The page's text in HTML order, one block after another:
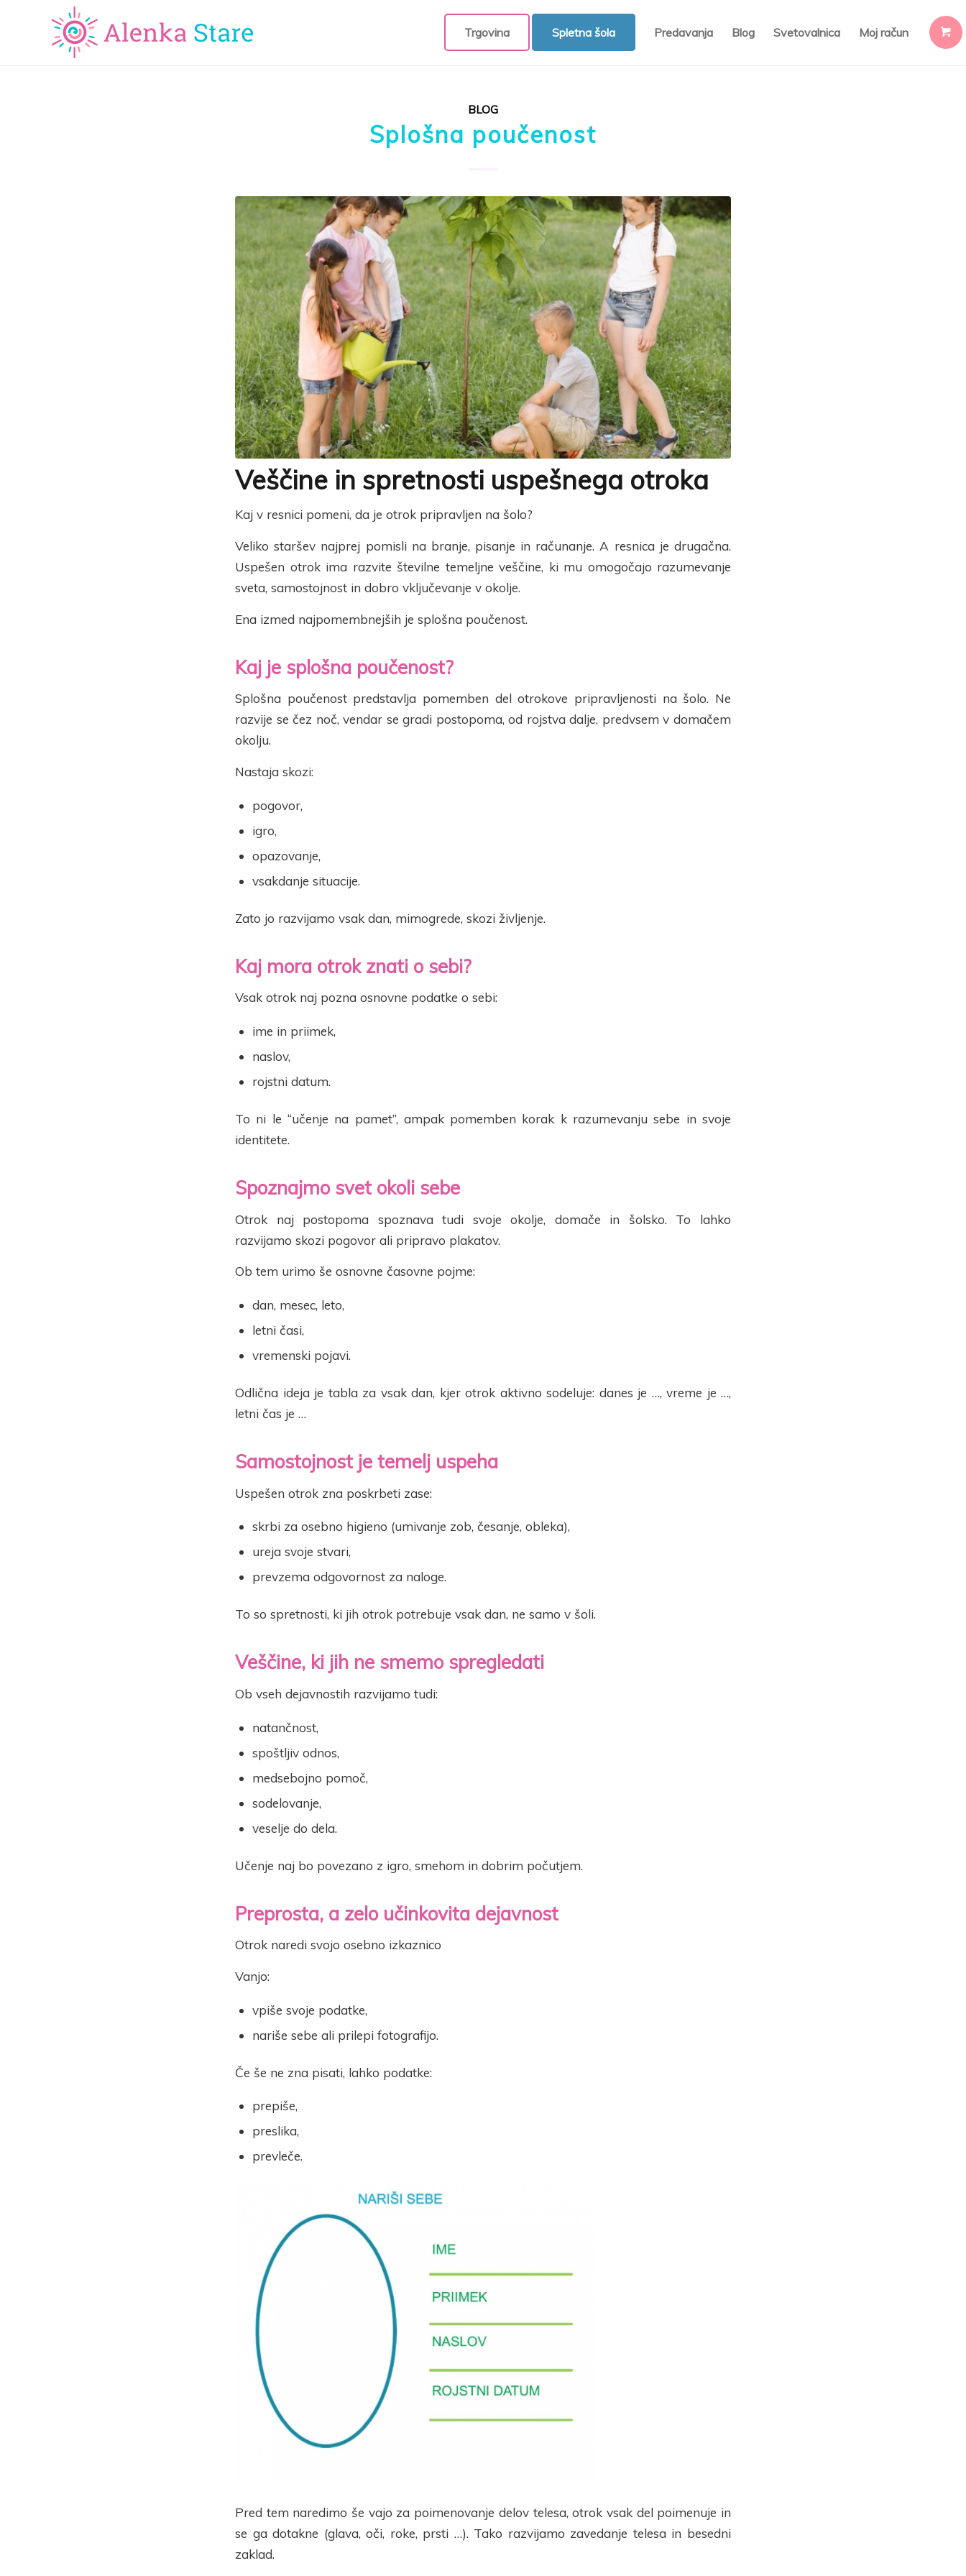
Trgovina Spletna šola Predavanja Blog Svetovalnica Moj račun
BLOG
Splošna poučenost
Veščine in spretnosti uspešnega otroka
Kaj v resnici pomeni, da je otrok pripravljen na šolo?
Veliko staršev najprej pomisli na branje, pisanje in računanje. A resnica je drugačna.
Uspešen otrok ima razvite številne temeljne veščine, ki mu omogočajo razumevanje
sveta, samostojnost in dobro vključevanje v okolje.
Ena izmed najpomembnejših je splošna poučenost.
Kaj je splošna poučenost?
Splošna poučenost predstavlja pomemben del otrokove pripravljenosti na šolo. Ne
razvije se čez noč, vendar se gradi postopoma, od rojstva dalje, predvsem v domačem
okolju.
Nastaja skozi:
pogovor,
igro,
opazovanje,
vsakdanje situacije.
Zato jo razvijamo vsak dan, mimogrede, skozi življenje.
Kaj mora otrok znati o sebi?
Vsak otrok naj pozna osnovne podatke o sebi:
ime in priimek,
naslov,
rojstni datum.
To ni le “učenje na pamet”, ampak pomemben korak k razumevanju sebe in svoje
identitete.
Spoznajmo svet okoli sebe
Otrok naj postopoma spoznava tudi svoje okolje, domače in šolsko. To lahko
razvijamo skozi pogovor ali pripravo plakatov.
Ob tem urimo še osnovne časovne pojme:
dan, mesec, leto,
letni časi,
vremenski pojavi.
Odlična ideja je tabla za vsak dan, kjer otrok aktivno sodeluje: danes je …, vreme je …,
letni čas je …
Samostojnost je temelj uspeha
Uspešen otrok zna poskrbeti zase:
skrbi za osebno higieno (umivanje zob, česanje, obleka),
ureja svoje stvari,
prevzema odgovornost za naloge.
To so spretnosti, ki jih otrok potrebuje vsak dan, ne samo v šoli.
Veščine, ki jih ne smemo spregledati
Ob vseh dejavnostih razvijamo tudi:
natančnost,
spoštljiv odnos,
medsebojno pomoč,
sodelovanje,
veselje do dela.
Učenje naj bo povezano z igro, smehom in dobrim počutjem.
Preprosta, a zelo učinkovita dejavnost
Otrok naredi svojo osebno izkaznico
Vanjo:
vpiše svoje podatke,
nariše sebe ali prilepi fotografijo.
Če še ne zna pisati, lahko podatke:
prepiše,
preslika,
prevleče.
Pred tem naredimo še vajo za poimenovanje delov telesa, otrok vsak del poimenuje in
se ga dotakne (glava, oči, roke, prsti …). Tako razvijamo zavedanje telesa in besedni
zaklad.